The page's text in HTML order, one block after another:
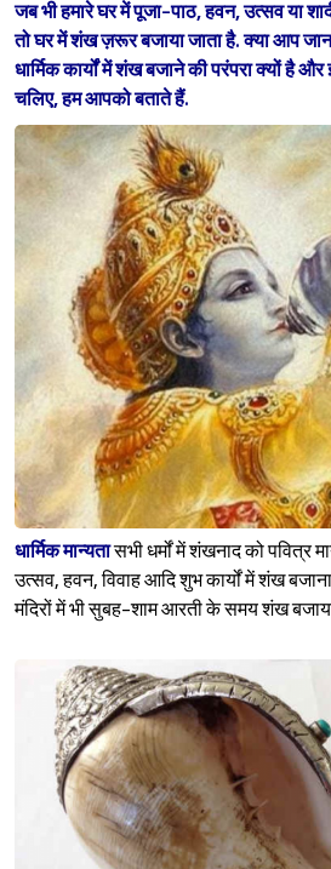
जब भी हमारे घर में पूजा-पाठ, हवन, उत्सव या
तो घर में शंख ज़रूर बजाया जाता है. क्या आप
धार्मिक कार्यों में शंख बजाने की परंपरा क्यों है
चलिए, हम आपको बताते हैं.
धार्मिक मान्यतासभी धर्मों में शंखनाद को पवित्र
उत्सव, हवन, विवाह आदि शुभ कार्यों में शंख बजाना
मंदिरों में भी सुबह-शाम आरती के समय शंख